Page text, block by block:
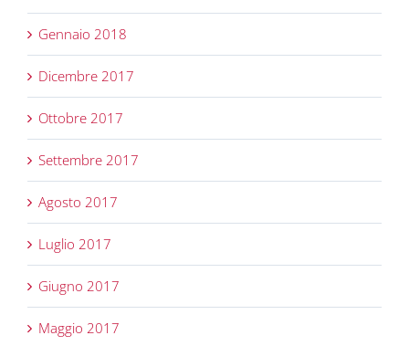
Gennaio 2018
Dicembre 2017
Ottobre 2017
Settembre 2017
Agosto 2017
Luglio 2017
Giugno 2017
Maggio 2017